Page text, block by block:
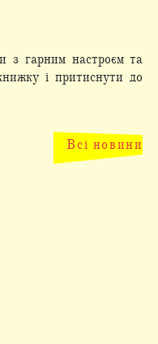
з гарним настроєм та
і притиснути до
Всі новини